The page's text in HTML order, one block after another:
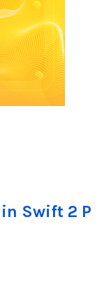
Swift 2 P